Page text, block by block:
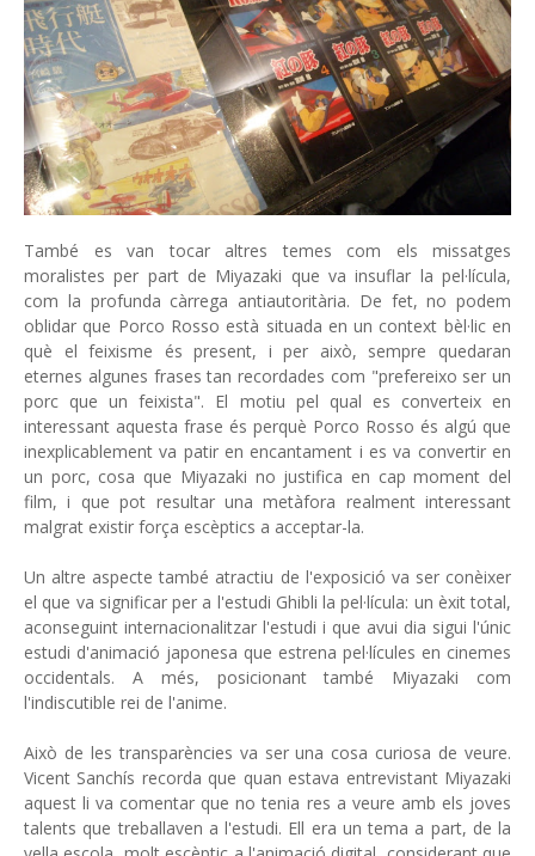
També es van tocar altres temes com els missatges
moralistes per part de Miyazaki que va insuflar la pel·lícula,
com la profunda càrrega antiautoritària. De fet, no podem
oblidar que Porco Rosso està situada en un context bèl·lic en
què el feixisme és present, i per això, sempre quedaran
eternes algunes frases tan recordades com "prefereixo ser un
porc que un feixista". El motiu pel qual es converteix en
interessant aquesta frase és perquè Porco Rosso és algú que
inexplicablement va patir en encantament i es va convertir en
un porc, cosa que Miyazaki no justifica en cap moment del
film, i que pot resultar una metàfora realment interessant
malgrat existir força escèptics a acceptar-la.
Un altre aspecte també atractiu de l'exposició va ser conèixer
el que va significar per a l'estudi Ghibli la pel·lícula: un èxit total,
aconseguint internacionalitzar l'estudi i que avui dia sigui l'únic
estudi d'animació japonesa que estrena pel·lícules en cinemes
occidentals. A més, posicionant també Miyazaki com
l'indiscutible rei de l'anime.
Això de les transparències va ser una cosa curiosa de veure.
Vicent Sanchís recorda que quan estava entrevistant Miyazaki
aquest li va comentar que no tenia res a veure amb els joves
talents que treballaven a l'estudi. Ell era un tema a part, de la